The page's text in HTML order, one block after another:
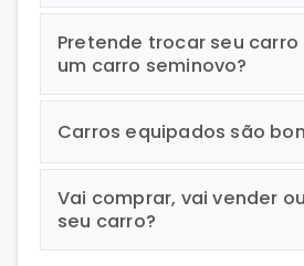
Pretende trocar seu
um carro seminovo?
Carros equipados são
Vai comprar, vai vender
seu carro?